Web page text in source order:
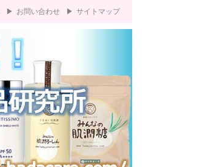
お問い合わせ サイトマップ